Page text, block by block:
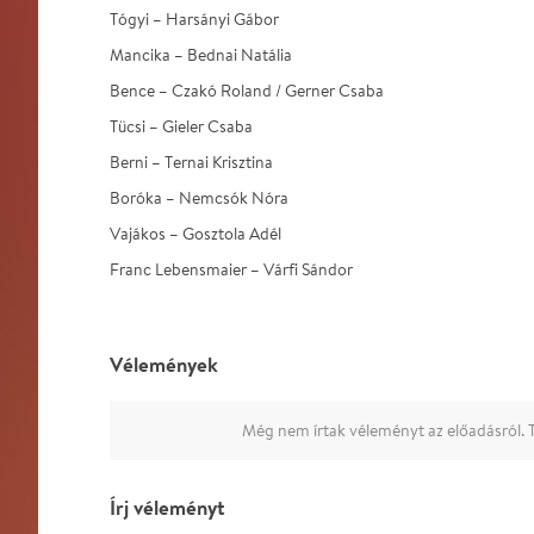
Tógyi – Harsányi Gábor
Mancika – Bednai Natália
Bence – Czakó Roland / Gerner Csaba
Tücsi – Gieler Csaba
Berni – Ternai Krisztina
Boróka – Nemcsók Nóra
Vajákos – Gosztola Adél
Franc Lebensmaier – Várfi Sándor
Vélemények
Még nem írtak véleményt az előadásról.
Írj véleményt